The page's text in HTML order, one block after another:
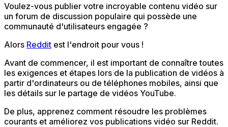
Voulez-vous publier votre incroyable contenu vidéo sur
un forum de discussion populaire qui possède une
communauté d'utilisateurs engagée ?
Alors Reddit est l'endroit pour vous !
Avant de commencer, il est important de connaître toutes
les exigences et étapes lors de la publication de vidéos à
partir d'ordinateurs ou de téléphones mobiles, ainsi que
les détails sur le partage de vidéos YouTube.
De plus, apprenez comment résoudre les problèmes
courants et améliorez vos publications vidéo sur Reddit.